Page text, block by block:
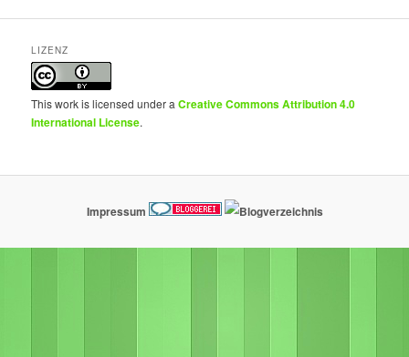
LIZENZ
This work is licensed under aCreative Commons Attribution 4.0
International License.
Impressum